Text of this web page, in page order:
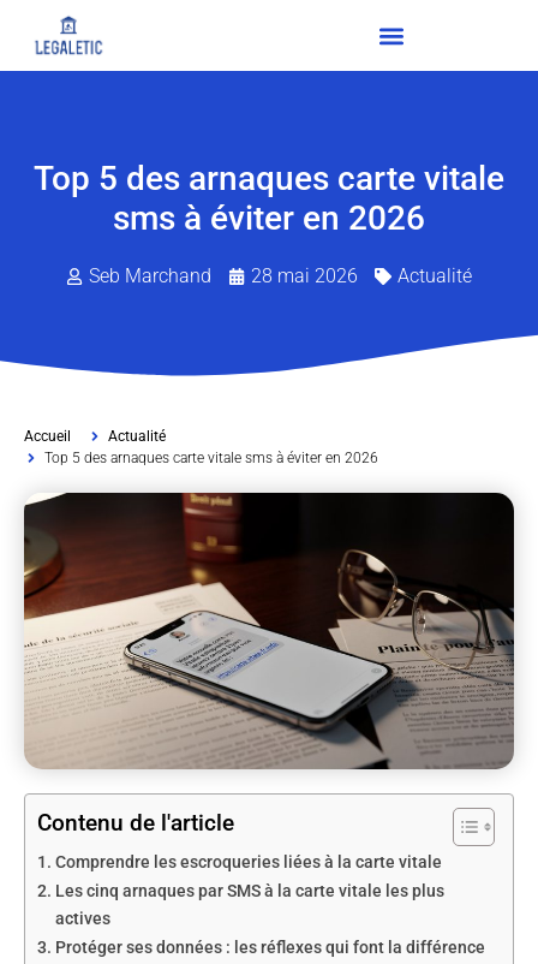
Top 5 des arnaques carte vitale
sms à éviter en 2026
Seb Marchand 28 mai 2026 Actualité
Accueil
Actualité
Top 5 des arnaques carte vitale sms à éviter en 2026
Contenu de l'article
Comprendre les escroqueries liées à la carte vitale
Les cinq arnaques par SMS à la carte vitale les plus
actives
Protéger ses données : les réflexes qui font la différence